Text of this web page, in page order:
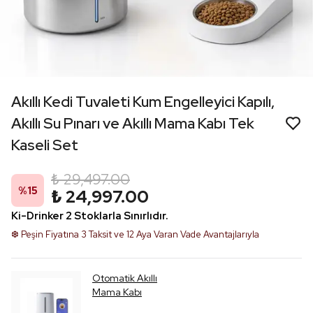
Akıllı Kedi Tuvaleti Kum Engelleyici Kapılı,
Akıllı Su Pınarı ve Akıllı Mama Kabı Tek
Kaseli Set
%15
₺ 29,497.00
₺ 24,997.00
Ki-Drinker 2 Stoklarla Sınırlıdır.
❆ Peşin Fiyatına 3 Taksit ve 12 Aya Varan Vade Avantajlarıyla
Otomatik Akıllı
Mama Kabı